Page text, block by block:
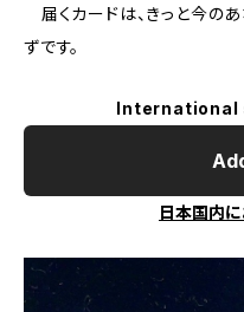
届くカードは、きっと今の
ずです。
International
日本国内